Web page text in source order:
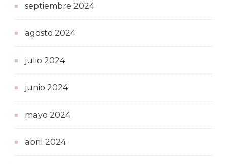
septiembre 2024
agosto 2024
julio 2024
junio 2024
mayo 2024
abril 2024